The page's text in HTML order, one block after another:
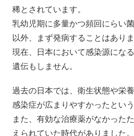
稀とされています。
乳幼児期に多量かつ頻回にらい
以外、まず発病することはありま
現在、日本において感染源にな
遺伝もしません。
過去の日本では、衛生状態や栄
感染症が広まりやすかったとい
また、有効な治療薬がなかった
えられていた時代がありました。